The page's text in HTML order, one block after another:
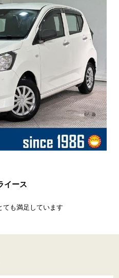
イース
ても満足しています